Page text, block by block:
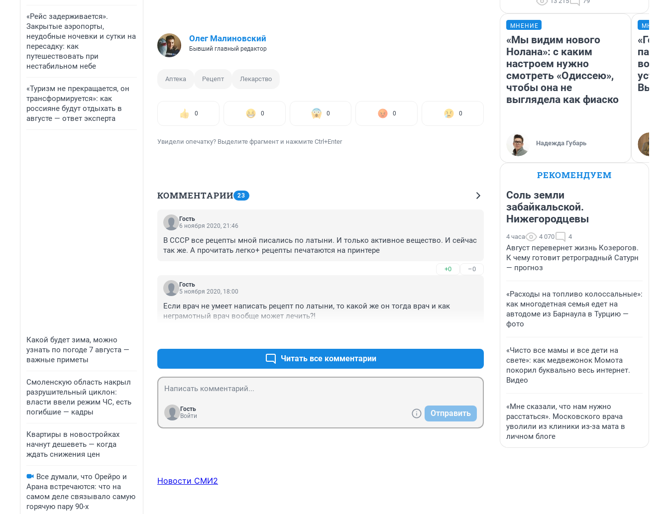
«Рейс задерживается».
Закрытые аэропорты,
неудобные ночевки и сутки на
пересадку: как
путешествовать при
нестабильном небе
«Туризм не прекращается, он
трансформируется»: как
россияне будут отдыхать в
августе — ответ эксперта
Какой будет зима, можно
узнать по погоде 7 августа —
важные приметы
Смоленскую область накрыл
разрушительный циклон:
власти ввели режим ЧС, есть
погибшие — кадры
Квартиры в новостройках
начнут дешеветь — когда
ждать снижения цен
Все думали, что Орейро и
Арана встречаются: что на
самом деле связывало самую
горячую пару 90-х
Олег Малиновский
Бывший главный редактор
Аптека Рецепт Лекарство
0 0 0 0 0
Увидели опечатку? Выделите фрагмент и нажмите Ctrl+Enter
КОММЕНТАРИИ 23
Гость
6 ноября 2020, 21:46
В СССР все рецепты мной писались по латыни. И только активное вещество. И сейчас
так же. А прочитать легко+ рецепты печатаются на принтере
+0 –0
Гость
5 ноября 2020, 18:00
Если врач не умеет написать рецепт по латыни, то какой же он тогда врач и как
неграмотный врач вообще может лечить?!
Читать все комментарии
Гость
Войти
Отправить
Новости СМИ2
МНЕНИЕ
«Мы видим нового
Нолана»: с каким
настроем нужно
смотреть «Одиссею»,
чтобы она не
выглядела как фиаско
Надежда Губарь
РЕКОМЕНДУЕМ
Соль земли
забайкальской.
Нижегородцевы
4 часа 4 070 4
Август перевернет жизнь Козерогов.
К чему готовит ретроградный Сатурн
— прогноз
«Расходы на топливо колоссальные»:
как многодетная семья едет на
автодоме из Барнаула в Турцию —
фото
«Чисто все мамы и все дети на
свете»: как медвежонок Момота
покорил буквально весь интернет.
Видео
«Мне сказали, что нам нужно
расстаться». Московского врача
уволили из клиники из-за мата в
личном блоге